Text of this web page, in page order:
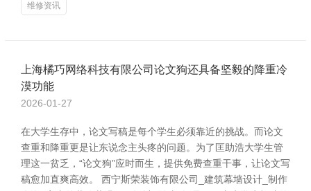
维修资讯
上海橘巧网络科技有限公司论文狗还具备坚毅的降重冷
漠功能
2026-01-27
在大学生存中，论文写稿是每个学生必须靠近的挑战。而论文
查重和降重更是让东说念主头疼的问题。为了匡助浩大学生管
理这一贫乏，“论文狗”应时而生，提供免费查重干事，让论文写
稿愈加直爽高效。 西宁斯荣装饰有限公司_建筑幕墙设计_制作